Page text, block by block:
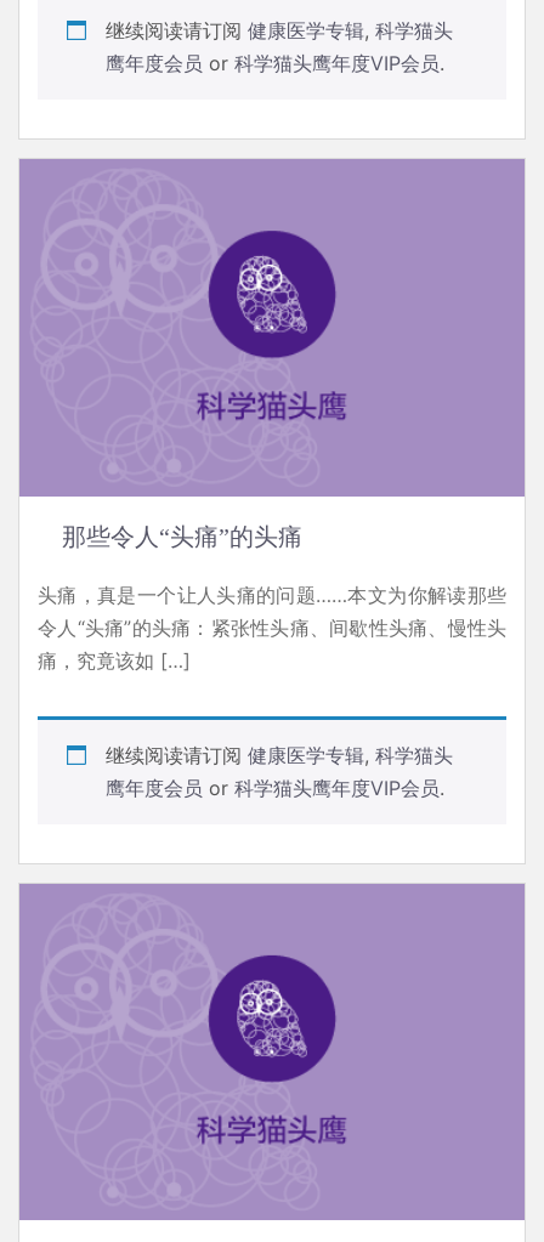
继续阅读请订阅 健康医学专辑, 科学猫头
鹰年度会员 or 科学猫头鹰年度VIP会员.
那些令人“头痛”的头痛
头痛，真是一个让人头痛的问题……本文为你解读那些
令人“头痛”的头痛：紧张性头痛、间歇性头痛、慢性头
痛，究竟该如 […]
继续阅读请订阅 健康医学专辑, 科学猫头
鹰年度会员 or 科学猫头鹰年度VIP会员.